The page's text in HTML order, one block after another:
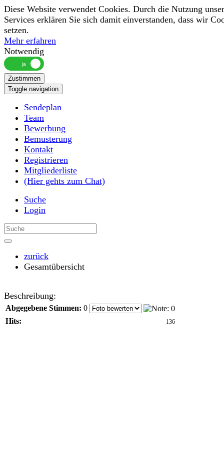
Diese Website verwendet Cookies. Durch die Nutzung
Services erklären Sie sich damit einverstanden, dass wir
setzen.
Mehr erfahren
Notwendig
Zustimmen
Toggle navigation
Sendeplan
Team
Bewerbung
Bemusterung
Kontakt
Registrieren
Mitgliederliste
(Hier gehts zum Chat)
Suche
Login
zurück
Gesamtübersicht
Beschreibung:
Abgegebene Stimmen: 0
Hits:
136